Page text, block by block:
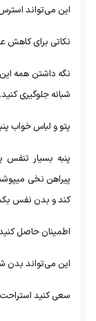
این می‌تواند
نکاتی برای کاهش
نگه داشتن همه
شبانه جلوگیری کنید.
پتو و لباس خواب
پنبه بسیار
پیراهن نخی
کند و بدن نفس
اطمینان حاصل
این می‌تواند بدن
سعی کنید